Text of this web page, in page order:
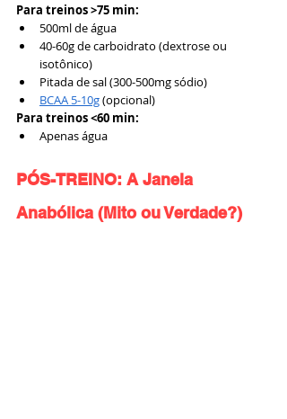
Para treinos >75 min:
500ml de água
40-60g de carboidrato (dextrose ou
isotônico)
Pitada de sal (300-500mg sódio)
BCAA 5-10g (opcional)
Para treinos <60 min:
Apenas água
PÓS-TREINO: A Janela
Anabólica (Mito ou Verdade?)